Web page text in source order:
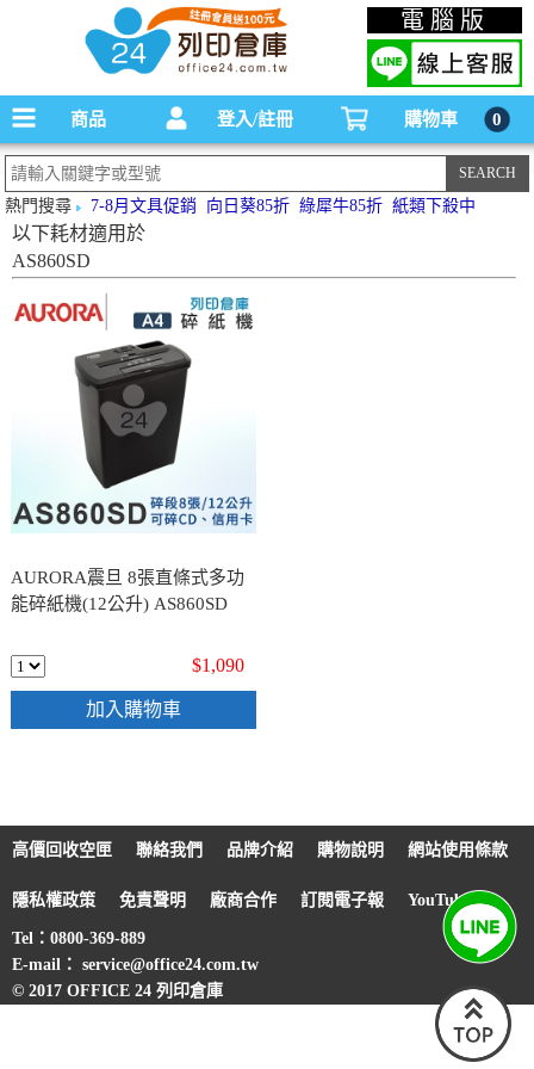
碳粉匣，墨水匣,原廠碳粉匣，副廠碳粉匣，環保碳粉匣,連續供墨印表機-office24列印
倉庫線上購物手機版
電腦版
商品 登入/註冊 購物車 0
熱門搜尋 7-8月文具促銷 向日葵85折 綠犀牛85折 紙類下殺中
以下耗材適用於
AS860SD
AURORA震旦 8張直條式多功
能碎紙機(12公升) AS860SD
$1,090
加入購物車
高價回收空匣 聯絡我們 品牌介紹 購物說明 網站使用條款
隱私權政策 免責聲明 廠商合作 訂閱電子報 YouTube
Tel：0800-369-889
E-mail： service@office24.com.tw
© 2017 OFFICE 24 列印倉庫